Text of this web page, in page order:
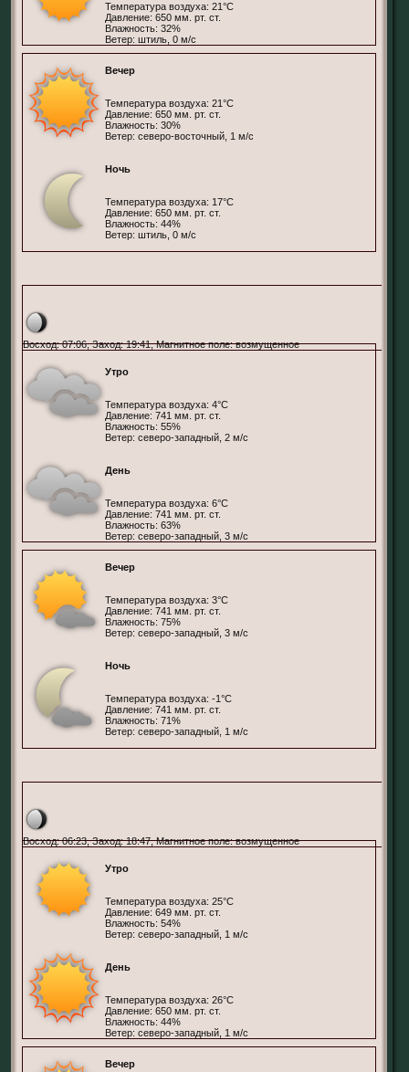
Температура воздуха: 21°С
Давление: 650 мм. рт. ст.
Влажность: 32%
Ветер: штиль, 0 м/с
Вечер
Температура воздуха: 21°С
Давление: 650 мм. рт. ст.
Влажность: 30%
Ветер: северо-восточный, 1 м/с
Ночь
Температура воздуха: 17°С
Давление: 650 мм. рт. ст.
Влажность: 44%
Ветер: штиль, 0 м/с
Восход: 07:06, Заход: 19:41, Магнитное поле: возмущенное
Утро
Температура воздуха: 4°С
Давление: 741 мм. рт. ст.
Влажность: 55%
Ветер: северо-западный, 2 м/с
День
Температура воздуха: 6°С
Давление: 741 мм. рт. ст.
Влажность: 63%
Ветер: северо-западный, 3 м/с
Вечер
Температура воздуха: 3°С
Давление: 741 мм. рт. ст.
Влажность: 75%
Ветер: северо-западный, 3 м/с
Ночь
Температура воздуха: -1°С
Давление: 741 мм. рт. ст.
Влажность: 71%
Ветер: северо-западный, 1 м/с
Восход: 06:23, Заход: 18:47, Магнитное поле: возмущенное
Утро
Температура воздуха: 25°С
Давление: 649 мм. рт. ст.
Влажность: 54%
Ветер: северо-западный, 1 м/с
День
Температура воздуха: 26°С
Давление: 650 мм. рт. ст.
Влажность: 44%
Ветер: северо-западный, 1 м/с
Вечер